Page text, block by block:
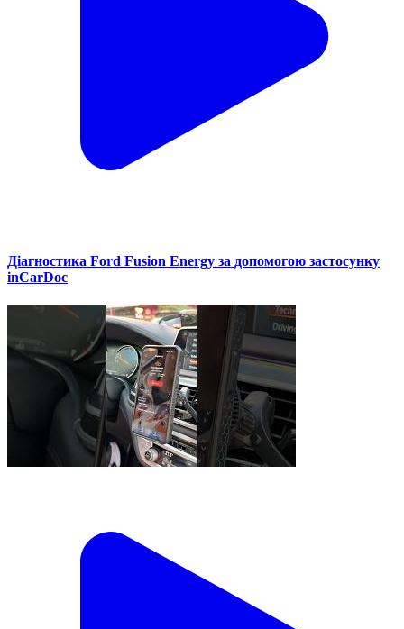
Діагностика Ford Fusion Energy за допомогою застосунку
inCarDoc